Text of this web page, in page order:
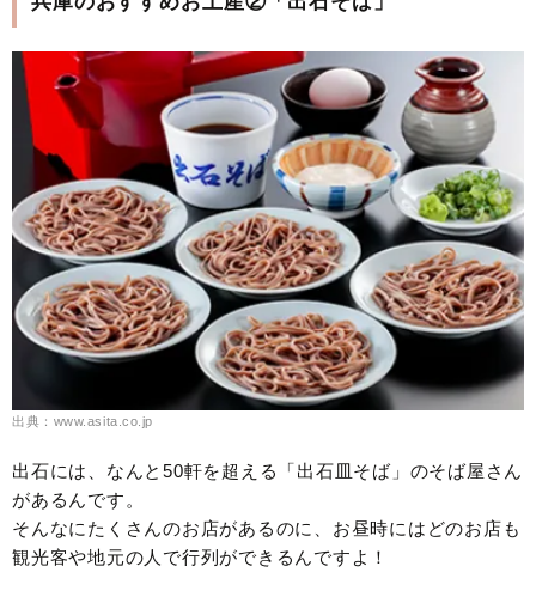
出典：www.asita.co.jp
出石には、なんと50軒を超える「出石皿そば」のそば屋さん
があるんです。
そんなにたくさんのお店があるのに、お昼時にはどのお店も
観光客や地元の人で行列ができるんですよ！